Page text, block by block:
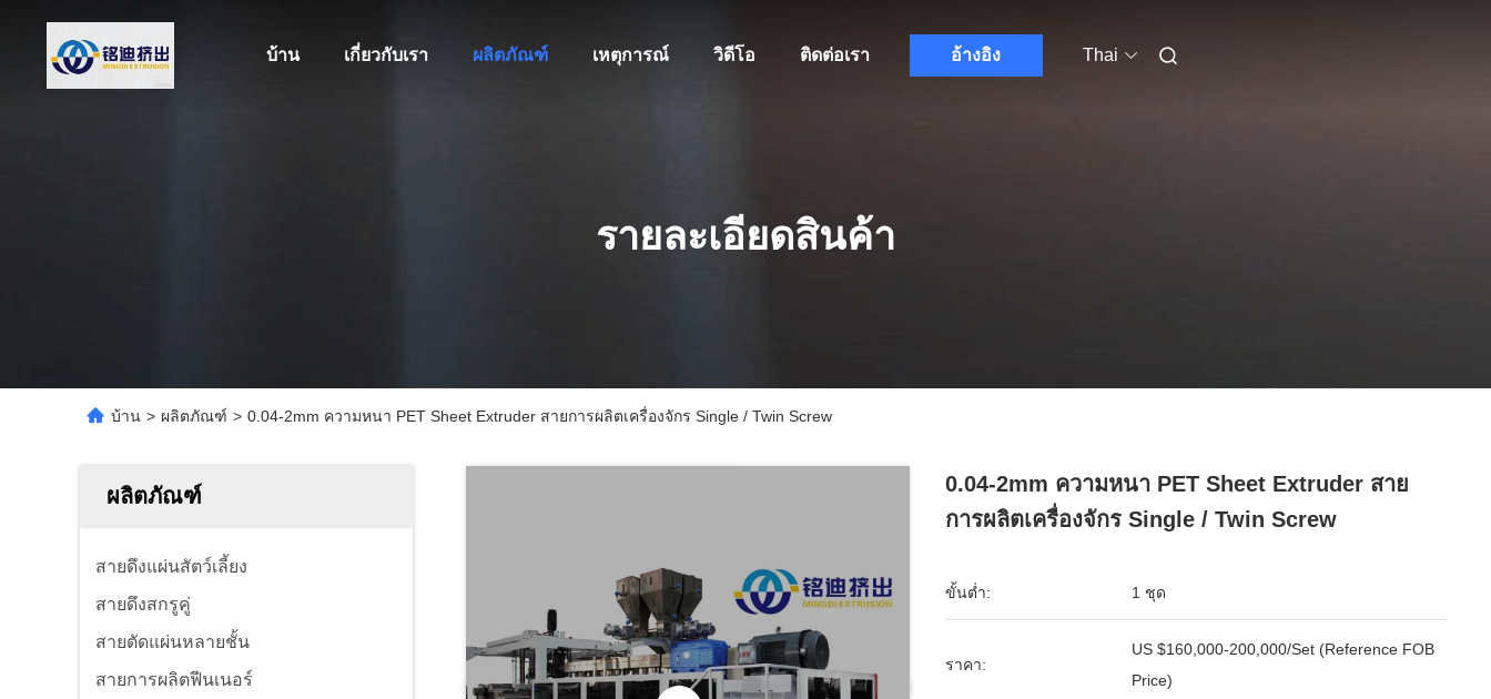
บ้าน เกี่ยวกับเรา ผลิตภัณฑ์ เหตุการณ์ วิดีโอ ติดต่อเรา อ้างอิง Thai
รายละเอียดสินค้า
บ้าน > ผลิตภัณฑ์ > 0.04-2mm ความหนา PET Sheet Extruder สายการผลิตเครื่องจักร Single / Twin Screw
ผลิตภัณฑ์
สายดึงแผ่นสัตว์เลี้ยง
สายดึงสกรูคู่
สายตัดแผ่นหลายชั้น
สายการผลิตฟีนเนอร์
0.04-2mm ความหนา PET Sheet Extruder สาย
การผลิตเครื่องจักร Single / Twin Screw
ขั้นต่ำ: 1 ชุด
ราคา:
US $160,000-200,000/Set (Reference FOB
Price)